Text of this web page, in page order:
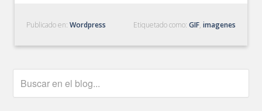
Publicado en:Wordpress Etiquetado como: GIF, imagenes